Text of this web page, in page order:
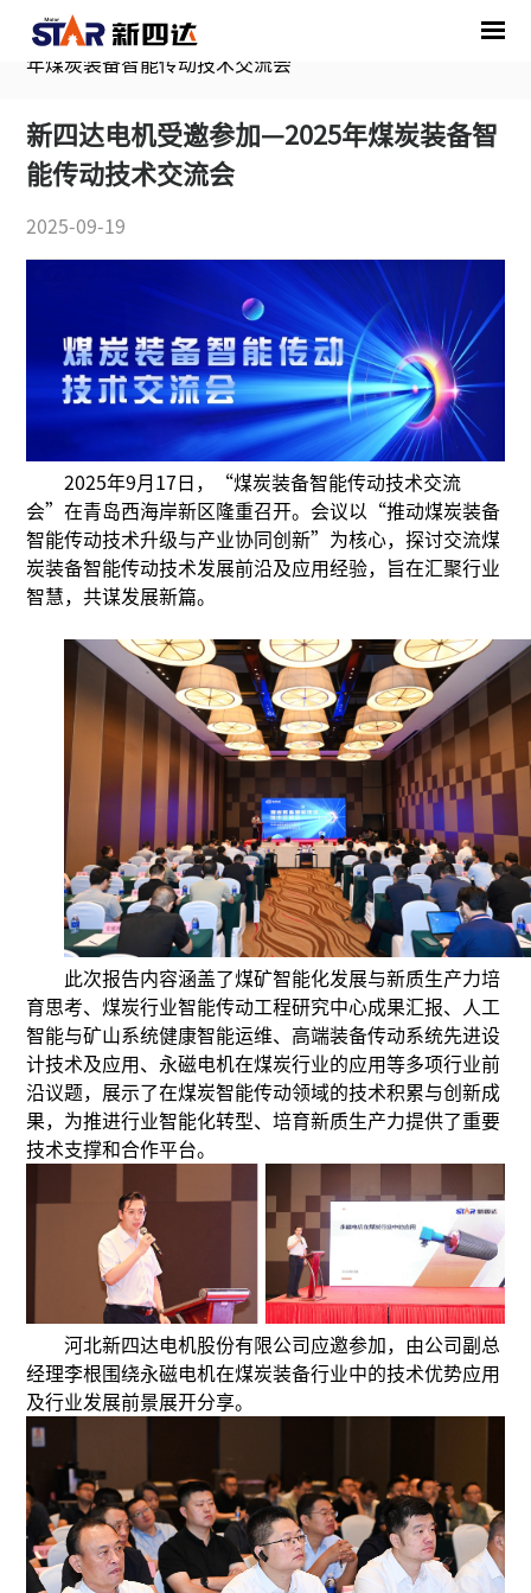
首页/媒体中心/行业动态
新四达电机受邀参加—2025
年煤炭装备智能传动技术交流会
新四达电机受邀参加—2025年煤炭装备智
能传动技术交流会
2025-09-19
2025年9月17日，“煤炭装备智能传动技术交流
会”在青岛西海岸新区隆重召开。会议以“推动煤炭装备
智能传动技术升级与产业协同创新”为核心，探讨交流煤
炭装备智能传动技术发展前沿及应用经验，旨在汇聚行业
智慧，共谋发展新篇。
此次报告内容涵盖了煤矿智能化发展与新质生产力培
育思考、煤炭行业智能传动工程研究中心成果汇报、人工
智能与矿山系统健康智能运维、高端装备传动系统先进设
计技术及应用、永磁电机在煤炭行业的应用等多项行业前
沿议题，展示了在煤炭智能传动领域的技术积累与创新成
果，为推进行业智能化转型、培育新质生产力提供了重要
技术支撑和合作平台。
河北新四达电机股份有限公司应邀参加，由公司副总
经理李根围绕永磁电机在煤炭装备行业中的技术优势应用
及行业发展前景展开分享。